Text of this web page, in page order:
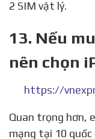
Đầu tiên, phiên bản iPhone 12 hiện đang bán tại
một dạng sim
với 3 nhà mạng …
★★★★★Xếp